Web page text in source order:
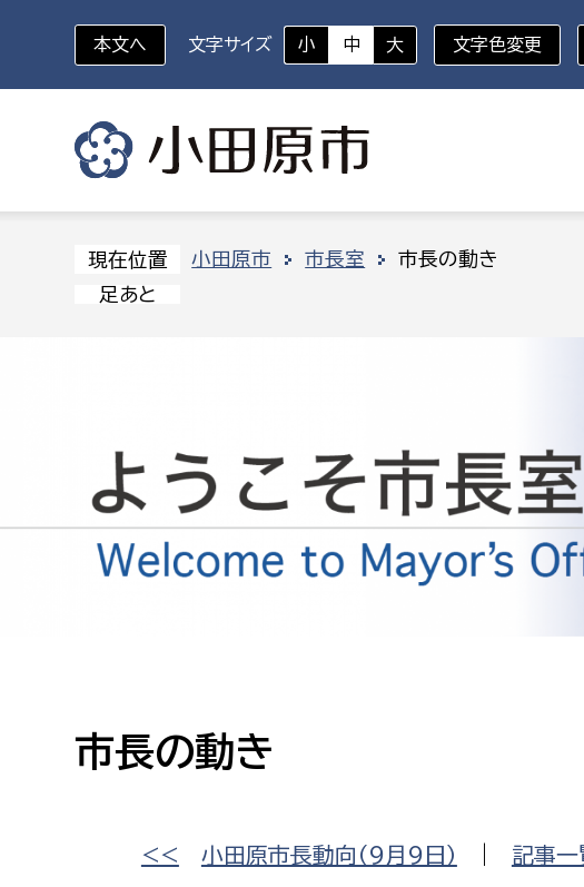
いざというときに
防災・ハ
対象者を選択
小・中学生
高校生・大学生など
傷病者
組織から探す
部に属さない室
資産マネジメント
デジタル推進課
地域安全課
本文へ 文字サイズ 小 中 大 文字色変更
現在位置 小田原市 市長室
市長の動き
足あと
市長の動き
<< 小田原市長動向（９月９日） 記事一